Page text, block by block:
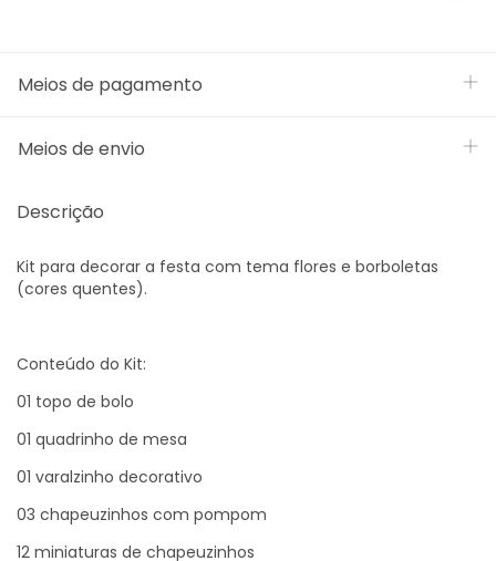
Meios de pagamento
Meios de envio
Descrição
Kit para decorar a festa com tema flores e borboletas
(cores quentes).
Conteúdo do Kit:
01 topo de bolo
01 quadrinho de mesa
01 varalzinho decorativo
03 chapeuzinhos com pompom
12 miniaturas de chapeuzinhos